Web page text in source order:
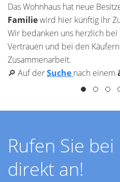
Das Wohnhaus hat neue
Familiewird hier künftig ihr
Wir bedanken uns herzlich
Vertrauen und bei den
Zusammenarbeit.
🔎 Auf derSuche nach einem
Rufen Sie bei
direkt an!